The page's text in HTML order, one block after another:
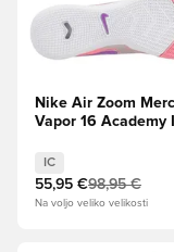
Nike Air Zoom
Vapor 16 Academy
sončnega zahoda/
kraljevsko
IC
55,95 €98,95 €
Na voljo veliko velikosti